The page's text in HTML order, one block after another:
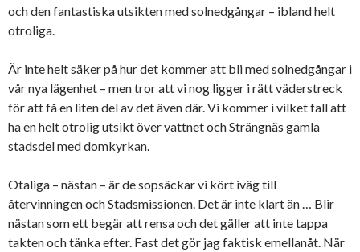
och den fantastiska utsikten med solnedgångar – ibland helt
otroliga.
Är inte helt säker på hur det kommer att bli med solnedgångar i
vår nya lägenhet – men tror att vi nog ligger i rätt väderstreck
för att få en liten del av det även där. Vi kommer i vilket fall att
ha en helt otrolig utsikt över vattnet och Strängnäs gamla
stadsdel med domkyrkan.
Otaliga – nästan – är de sopsäckar vi kört iväg till
återvinningen och Stadsmissionen. Det är inte klart än … Blir
nästan som ett begär att rensa och det gäller att inte tappa
takten och tänka efter. Fast det gör jag faktisk emellanåt. När